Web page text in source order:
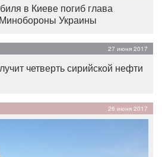
в Киеве погиб глава
Украины
27 июня 2017
четверть сирийской нефти
26 июня 2017